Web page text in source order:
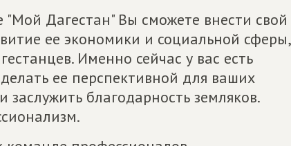
"Мой Дагестан" Вы сможете внести свой
ее экономики и социальной сферы,
Именно сейчас у вас есть
ее перспективной для ваших
заслужить благодарность земляков.